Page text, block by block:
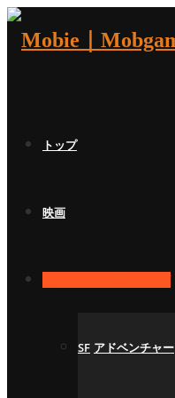
トップ
映画
SF アドベンチャー